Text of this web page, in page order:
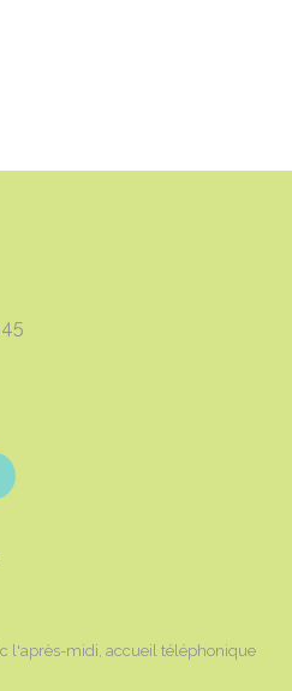
l'après-midi, accueil téléphonique